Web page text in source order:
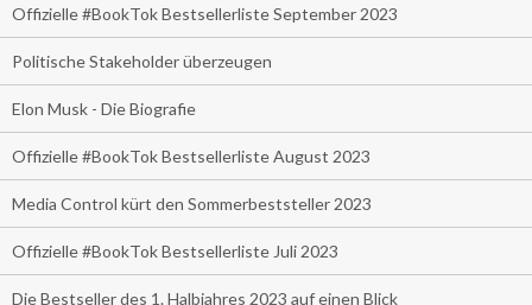
Offizielle #BookTok Bestsellerliste September 2023
Politische Stakeholder überzeugen
Elon Musk - Die Biografie
Offizielle #BookTok Bestsellerliste August 2023
Media Control kürt den Sommerbeststeller 2023
Offizielle #BookTok Bestsellerliste Juli 2023
Die Bestseller des 1. Halbjahres 2023 auf einen Blick